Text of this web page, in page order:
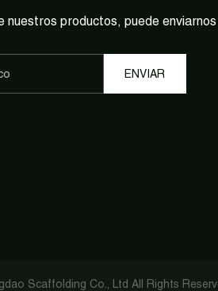
nuestros productos, puede
Scaffolding Co., Ltd All Rights